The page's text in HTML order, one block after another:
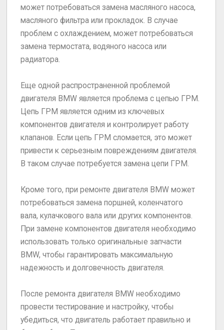
может потребоваться замена масляного насоса,
масляного фильтра или прокладок. В случае
проблем с охлаждением, может потребоваться
замена термостата, водяного насоса или
радиатора.
Еще одной распространенной проблемой
двигателя BMW является проблема с цепью ГРМ.
Цепь ГРМ является одним из ключевых
компонентов двигателя и контролирует работу
клапанов. Если цепь ГРМ сломается, это может
привести к серьезным повреждениям двигателя.
В таком случае потребуется замена цепи ГРМ.
Кроме того, при ремонте двигателя BMW может
потребоваться замена поршней, коленчатого
вала, кулачкового вала или других компонентов.
При замене компонентов двигателя необходимо
использовать только оригинальные запчасти
BMW, чтобы гарантировать максимальную
надежность и долговечность двигателя.
После ремонта двигателя BMW необходимо
провести тестирование и настройку, чтобы
убедиться, что двигатель работает правильно и